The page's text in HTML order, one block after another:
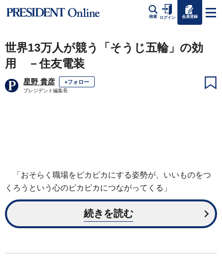
検索 ログイン 会員登録
世界13万人が競う「そうじ五輪」の効
用 －住友電装
星野 貴彦 +フォロー
プレジデント編集長
「おそらく職場をピカピカにする姿勢が、いいものをつ
くろうという心のピカピカにつながってくる」
続きを読む